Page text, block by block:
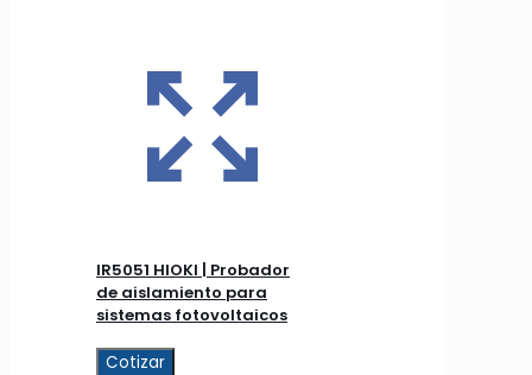
IR5051 HIOKI | Probador
de aislamiento para
sistemas fotovoltaicos
Cotizar